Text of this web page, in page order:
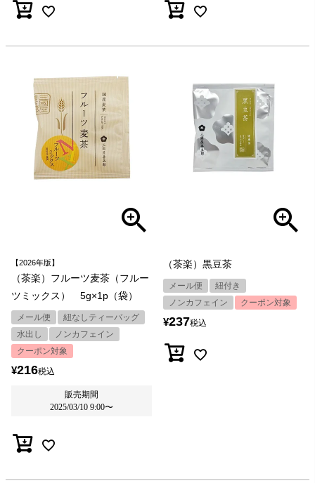
【2026年版】
（茶楽）フルーツ麦茶（フルー
ツミックス） 5g×1p（袋）
メール便
紐なしティーバッグ
水出し
ノンカフェイン
クーポン対象
¥216税込
販売期間
2025/03/10 9:00〜
（茶楽）黒豆茶
メール便
紐付き
ノンカフェイン
クーポン対象
¥237税込